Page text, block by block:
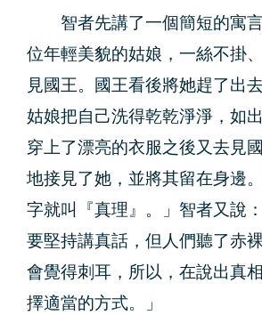
智者先講了一個簡短的寓言
位年輕美貌的姑娘，一絲不掛
見國王。國王看後將她趕了出
姑娘把自己洗得乾乾淨淨，如
穿上了漂亮的衣服之後又去見
地接見了她，並將其留在身邊
字就叫『真理』。」智者又說
要堅持講真話，但人們聽了赤
會覺得刺耳，所以，在說出真
擇適當的方式。」